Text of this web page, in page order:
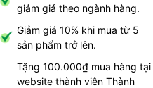
giảm giá theo ngành hàng.
Giảm giá 10% khi mua từ 5
sản phẩm trở lên.
Tặng 100.000₫ mua hàng tại
website thành viên Thành